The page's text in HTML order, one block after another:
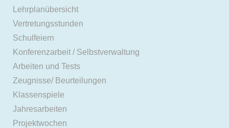
Lehrplanübersicht
Vertretungsstunden
Schulfeiern
Konferenzarbeit / Selbstverwaltung
Arbeiten und Tests
Zeugnisse/ Beurteilungen
Klassenspiele
Jahresarbeiten
Projektwochen